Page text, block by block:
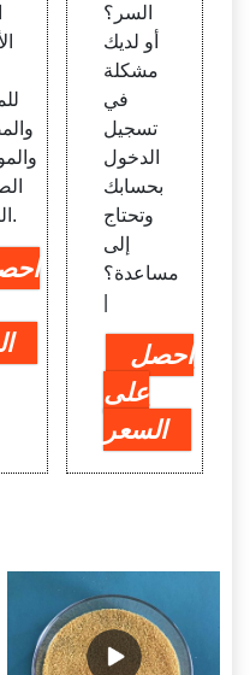
الصفراء.
السر؟
أو لديك
مشكلة
في
تسجيل
الدخول
بحسابك
وتحتاج
إلى
مساعدة؟
احصل
على
السعر